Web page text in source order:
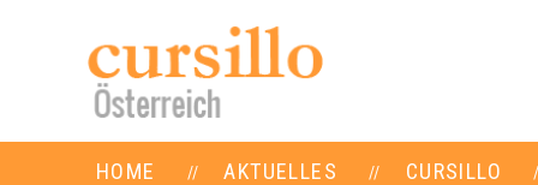
HOME AKTUELLES CURSILLO